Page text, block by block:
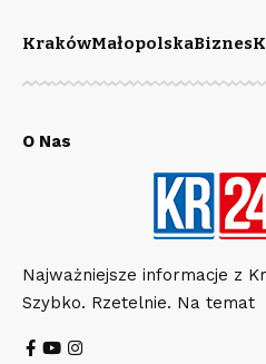
KrakówMałopolskaBiznes
O Nas
Najważniejsze informacje z
Szybko. Rzetelnie. Na temat